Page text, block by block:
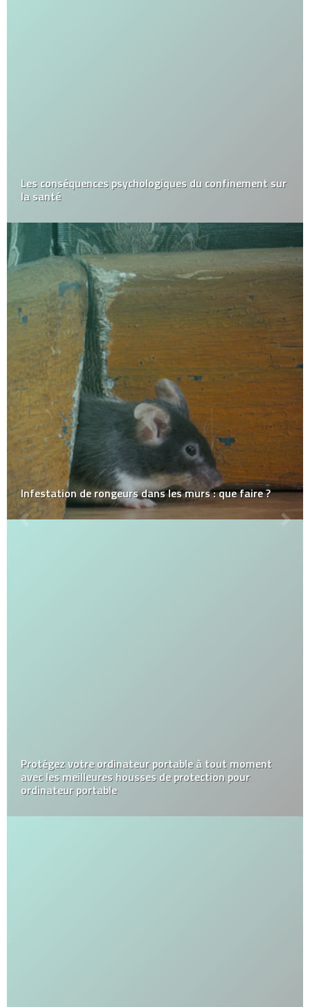
Les conséquences psychologiques du confinement sur
la santé
Infestation de rongeurs dans les murs : que faire ?
Protégez votre ordinateur portable à tout moment
avec les meilleures housses de protection pour
ordinateur portable